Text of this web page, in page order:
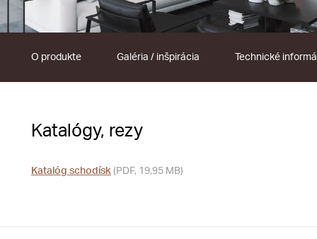
O produkte Galéria / inšpirácia Technické
Katalógy, rezy
Katalóg schodísk (PDF, 19,95 MB)